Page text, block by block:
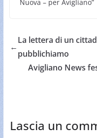
Nuova – per Avigliano”
←
La lettera di un
pubblichiamo
Avigliano News
Lascia un